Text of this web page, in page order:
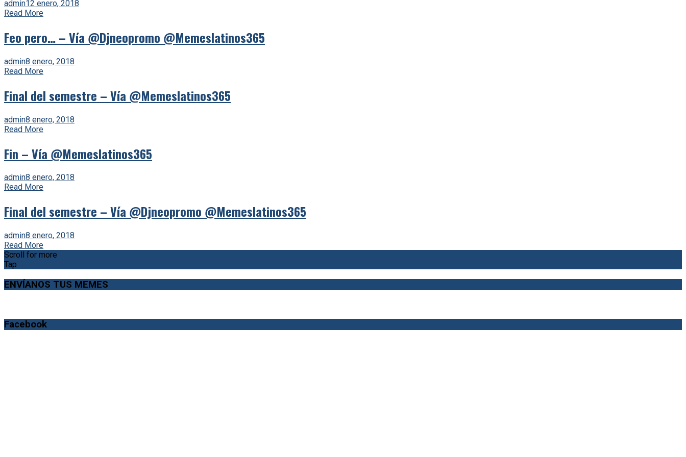
admin12 enero, 2018
Read More
Feo pero… – Vía @Djneopromo @Memeslatinos365
admin8 enero, 2018
Read More
Final del semestre – Vía @Memeslatinos365
admin8 enero, 2018
Read More
Fin – Vía @Memeslatinos365
admin8 enero, 2018
Read More
Final del semestre – Vía @Djneopromo @Memeslatinos365
admin8 enero, 2018
Read More
Scroll for more
Tap
ENVÍANOS TUS MEMES
Facebook